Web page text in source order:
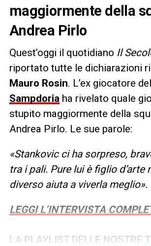
maggiormente della
Andrea Pirlo
Quest’oggi il quotidiano Il
riportato tutte le dichiarazioni
Mauro Rosin. L’ex giocatore
Sampdoriaha rivelato quale
stupito maggiormente della
Andrea Pirlo. Le sue parole:
«Stankovic ci ha sorpreso,
tra i pali. Pure lui è figlio d’arte
diverso aiuta a viverla meglio».
LEGGI L’INTERVISTA
LA PLAYLIST DELLE NOSTRE